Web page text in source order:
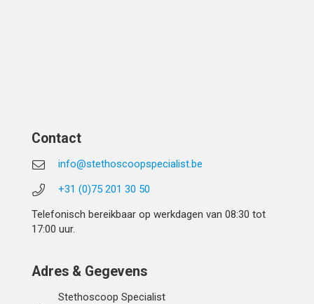
Contact
info@stethoscoopspecialist.be
+31 (0)75 201 30 50
Telefonisch bereikbaar op werkdagen van 08:30 tot
17:00 uur.
Adres & Gegevens
Stethoscoop Specialist